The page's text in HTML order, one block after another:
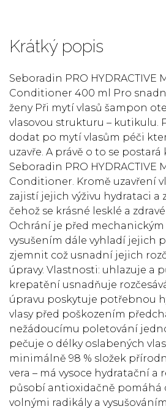
Krátký popis
Seboradin PRO HYDRACTIVE
Conditioner 400 ml Pro
ženy Při mytí vlasů šampon
vlasovou strukturu – kutikulu.
dodat po mytí vlasům péči
uzavře. A právě o to se
Seboradin PRO HYDRACTIVE
Conditioner. Kromě uzavření
zajistí jejich výživu hydrataci a
čehož se krásné lesklé a
Ochrání je před
vysušením dále vyhladí jejich
zjemnit což usnadní jejich
úpravy. Vlastnosti: uhlazuje a
krepatění usnadňuje
úpravu poskytuje potřebnou
vlasy před poškozením
nežádoucímu poletování
pečuje o délky oslabených
minimálně 98 % složek
vera – má vysoce hydratační
působí antioxidačně pomáhá
volnými radikály a